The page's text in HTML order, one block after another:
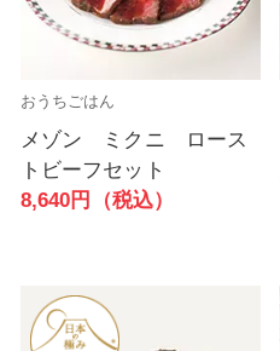
おうちごはん
メゾン ミクニ ロース
トビーフセット
8,640円（税込）